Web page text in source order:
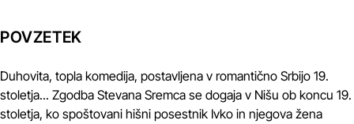
POVZETEK
Duhovita, topla komedija, postavljena v romantično Srbijo 19.
stoletja... Zgodba Stevana Sremca se dogaja v Nišu ob koncu 19.
stoletja, ko spoštovani hišni posestnik Ivko in njegova žena